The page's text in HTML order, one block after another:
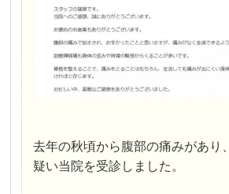
去年の秋頃から腹部の痛みがあり
疑い当院を受診しました。